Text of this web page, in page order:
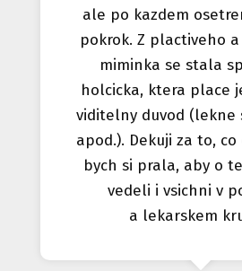
ale po kazdem
pokrok. Z plactiveho
miminka se stala
holcicka, ktera place
viditelny duvod (lekne
apod.). Dekuji za to,
bych si prala, aby o
vedeli i vsichni v
a lekarskem